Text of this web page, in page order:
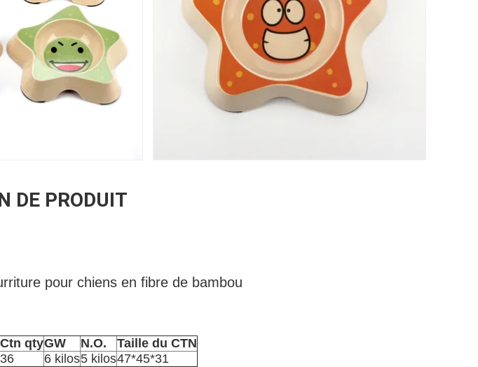
DE PRODUIT
pour chiens en fibre de bambou
Ctn qtyGW N.O.
Taille du CTN
36 6 kilos5 kilos47*45*31